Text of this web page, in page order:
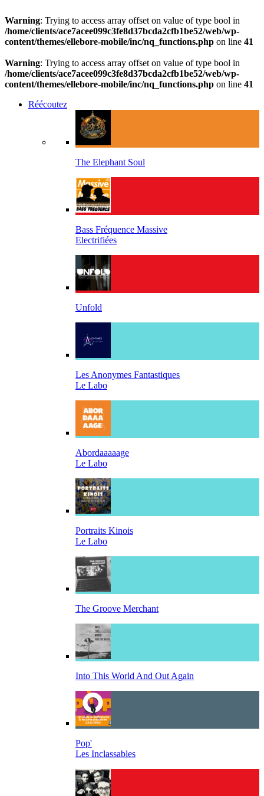
Warning: Trying to access array offset on value of type bool in
/home/clients/ace7acee099c3fe8d37bcda2cfb1be52/web/wp-
content/themes/ellebore-mobile/inc/nq_functions.php on line 41
Warning: Trying to access array offset on value of type bool in
/home/clients/ace7acee099c3fe8d37bcda2cfb1be52/web/wp-
content/themes/ellebore-mobile/inc/nq_functions.php on line 41
Réécoutez
The Elephant Soul
Bass Fréquence Massive
Electrifiées
Unfold
Les Anonymes Fantastiques
Le Labo
Abordaaaaage
Le Labo
Portraits Kinois
Le Labo
The Groove Merchant
Into This World And Out Again
Pop'
Les Inclassables